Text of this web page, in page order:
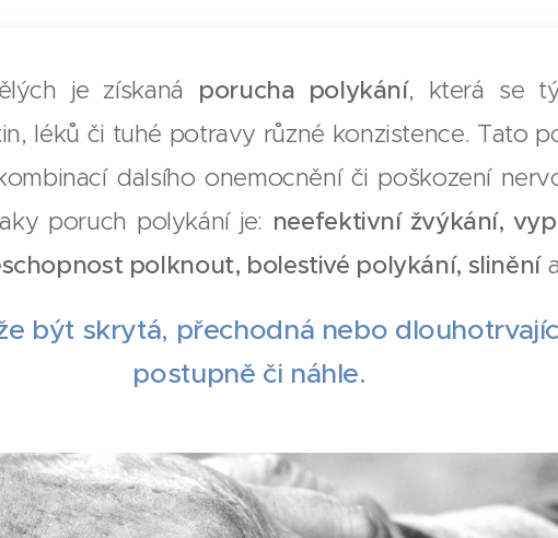
je získaná porucha polykání, která se
léků či tuhé potravy různé konzistence. Tato
dalsího onemocnění či poškození
poruch polykání je: neefektivní žvýkání,
polknout, bolestivé polykání, slinění
být skrytá, přechodná nebo
postupně či náhle.